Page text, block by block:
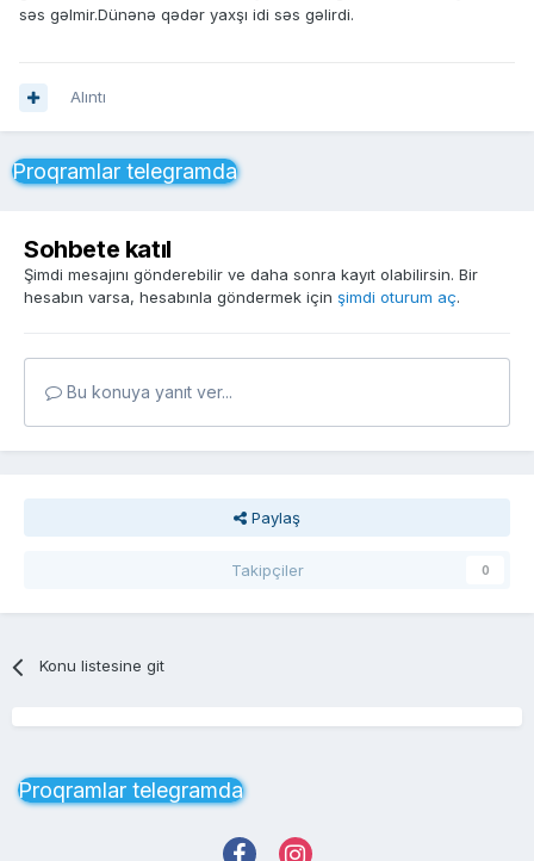
səs gəlmir.Dünənə qədər yaxşı idi səs gəlirdi.
Alıntı
Proqramlar telegramda
Sohbete katıl
Şimdi mesajını gönderebilir ve daha sonra kayıt olabilirsin. Bir
hesabın varsa, hesabınla göndermek için şimdi oturum aç.
Bu konuya yanıt ver...
Paylaş
Takipçiler 0
Konu listesine git
Proqramlar telegramda